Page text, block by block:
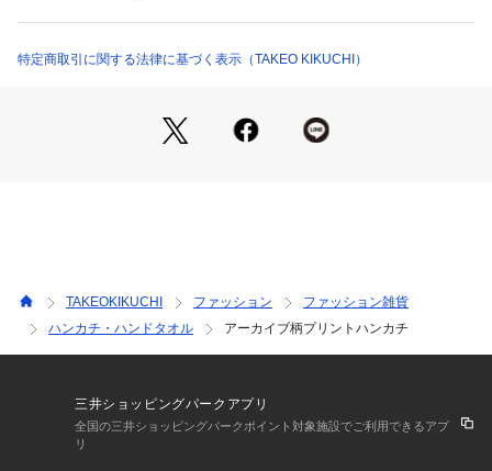
特定商取引に関する法律に基づく表示（TAKEO KIKUCHI）
TAKEOKIKUCHI ファッション
ファッション雑貨
ハンカチ・ハンドタオル
アーカイブ柄プリントハンカチ
三井ショッピングパークアプリ
全国の三井ショッピングパークポイント対象施設でご利用できるアプ
リ